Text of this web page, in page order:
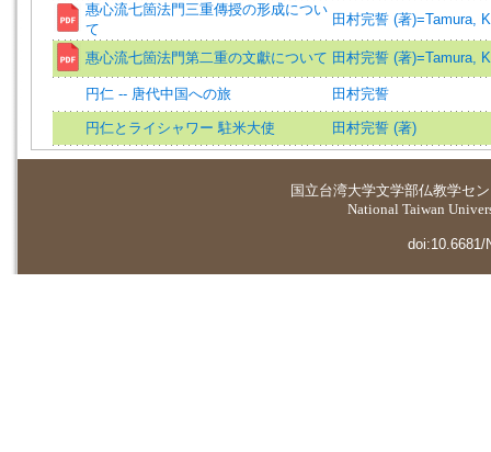
惠心流七箇法門三重傳授の形成につい
て
田村完誓 (著)=Tamura,
惠心流七箇法門第二重の文獻について 田村完誓 (著)=Tamura,
円仁 -- 唐代中国への旅 田村完誓
円仁とライシャワー 駐米大使 田村完誓 (著)
国立台湾大学文学部仏教学セ
National Taiwan
doi:10.6681/